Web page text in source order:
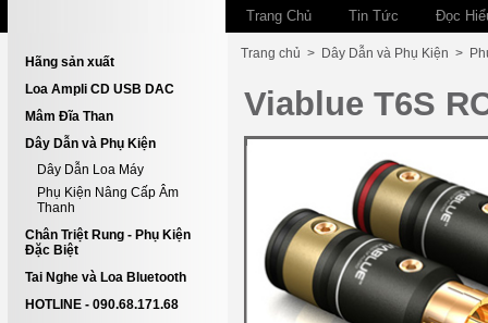
Trang Chủ Tin Tức Đọc
Hãng sản xuất
Loa Ampli CD USB DAC
Mâm Đĩa Than
Dây Dẫn và Phụ Kiện
Dây Dẫn Loa Máy
Phụ Kiện Nâng Cấp Âm
Thanh
Chân Triệt Rung - Phụ Kiện
Đặc Biệt
Tai Nghe và Loa Bluetooth
HOTLINE - 090.68.171.68
Trang chủ > Dây Dẫn và Phụ Kiện >
Viablue T6S